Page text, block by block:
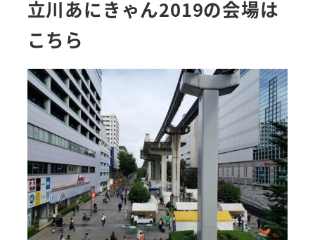
立川あにきゃん2019の会場は
こちら